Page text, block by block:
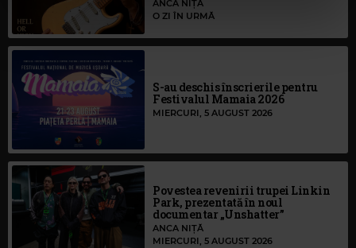
cu utilizarea modulelor noastre cookie.
ANCA NIȚĂ
O ZI ÎN URMĂ
S-au deschis înscrierile pentru
Festivalul Mamaia 2026
MIERCURI, 5 AUGUST 2026
Povestea revenirii trupei Linkin
Park, prezentată în noul
documentar „Unshatter”
ANCA NIȚĂ
MIERCURI, 5 AUGUST 2026